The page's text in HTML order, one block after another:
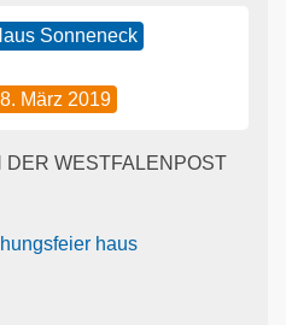
Sonneneck
März 2019
WESTFALENPOST